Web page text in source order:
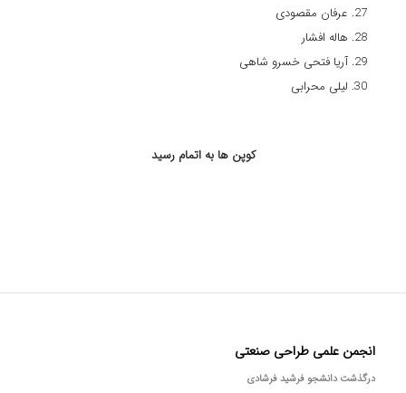
عرفان مقصودی
هاله افشار
آریا فتحی خسرو شاهی
لیلی محرابی
کوپن ها به اتمام رسید
انجمن علمی طراحی صنعتی
درگذشت دانشجو فرشید فرشادی